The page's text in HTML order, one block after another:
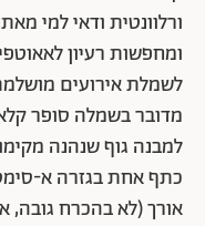
ורלוונטית ודאי למי
ומחפשות רעיון
לשמלת אירועים
מדובר בשמלה סופר
למבנה גוף שנהנה
כתף אחת בגזרה א-
אורך (לא בהכרח גובה,